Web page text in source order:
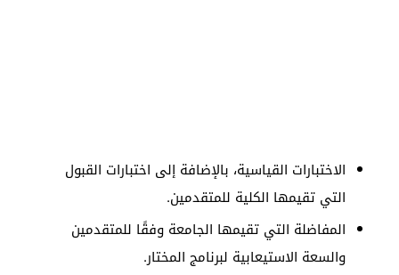
الاختبارات القياسية، بالإضافة إلى اختبارات القبول
التي تقيمها الكلية للمتقدمين.
المفاضلة التي تقيمها الجامعة وفقًا للمتقدمين
والسعة الاستيعابية لبرنامج المختار.